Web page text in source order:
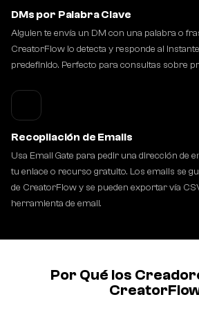
DMs por Palabra Clave
Alguien te envía un DM con una palabra o
CreatorFlow lo detecta y responde al
predefinido. Perfecto para consultas sobre
Recopilación de Emails
Usa Email Gate para pedir una dirección de
tu enlace o recurso gratuito. Los emails se
de CreatorFlow y se pueden exportar vía
herramienta de email.
Por Qué los